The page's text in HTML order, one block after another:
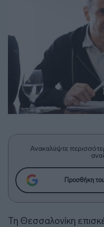
Ανακαλύψτε
Προσθήκη
Τη Θεσσαλονίκη